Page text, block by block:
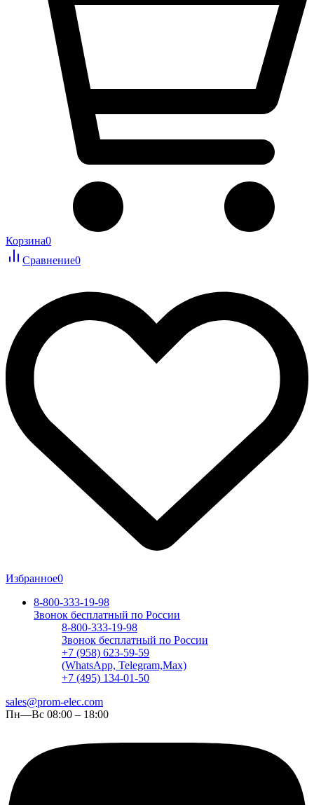
Корзина0
Сравнение0
Избранное0
8-800-333-19-98
Звонок бесплатный по России
8-800-333-19-98
Звонок бесплатный по России
+7 (958) 623-59-59
(WhatsApp, Telegram,Max)
+7 (495) 134-01-50
sales@prom-elec.com
Пн—Вс 08:00 – 18:00